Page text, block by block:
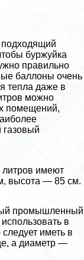
буржуйка
правильно
баллоны очень
тепла даже в
можно
помещений,
имеют
высота — 85 см.
промышленный
в
иметь в
а диаметр —